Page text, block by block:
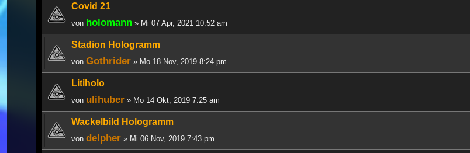
Covid 21
von holomann » Mi 07 Apr, 2021 10:52 am
Stadion Hologramm
von Gothrider » Mo 18 Nov, 2019 8:24 pm
Litiholo
von ulihuber » Mo 14 Okt, 2019 7:25 am
Wackelbild Hologramm
von delpher » Mi 06 Nov, 2019 7:43 pm